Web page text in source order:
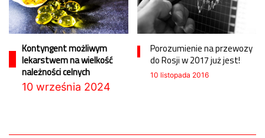
Kontyngent możliwym
lekarstwem na wielkość
należności celnych
10 września 2024
Porozumienie na przewozy
do Rosji w 2017 już jest!
10 listopada 2016